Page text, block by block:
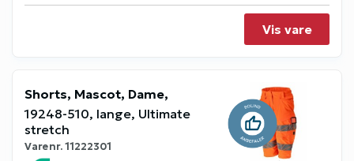
Vis vare
Shorts, Mascot, Dame,
19248-510, lange, Ultimate
stretch
Varenr.11222301